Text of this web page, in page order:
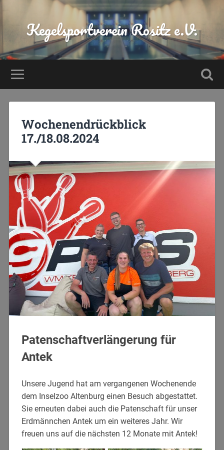
Kegelsportverein Rositz e.V.
Wochenendrückblick
17./18.08.2024
Patenschaftverlängerung für
Antek
Unsere Jugend hat am vergangenen Wochenende
dem Inselzoo Altenburg einen Besuch abgestattet.
Sie erneuten dabei auch die Patenschaft für unser
Erdmännchen Antek um ein weiteres Jahr. Wir
freuen uns auf die nächsten 12 Monate mit Antek!